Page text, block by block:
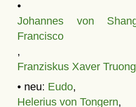
•
Johannes von
Francisco
,
Franziskus Xaver
• neu: Eudo,
Helerius von Tongern,